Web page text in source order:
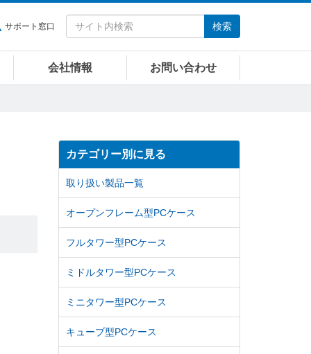
サポート窓口 検索
会社情報 お問い合わせ
カテゴリー別に見る
取り扱い製品一覧
オープンフレーム型PCケース
フルタワー型PCケース
ミドルタワー型PCケース
ミニタワー型PCケース
キューブ型PCケース